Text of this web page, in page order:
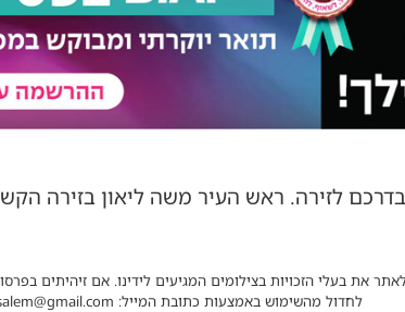
לזירה. ראש העיר משה ליאון בזירה
את בעלי הזכויות בצילומים המגיעים לידינו. אם זיהיתים
לחדול מהשימוש באמצעות כתובת המייל: haredim.jerusalem@gmail.com